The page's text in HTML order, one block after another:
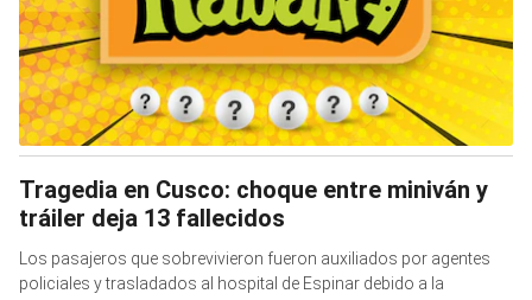
Tragedia en Cusco: choque entre miniván y
tráiler deja 13 fallecidos
Los pasajeros que sobrevivieron fueron auxiliados por agentes
policiales y trasladados al hospital de Espinar debido a la